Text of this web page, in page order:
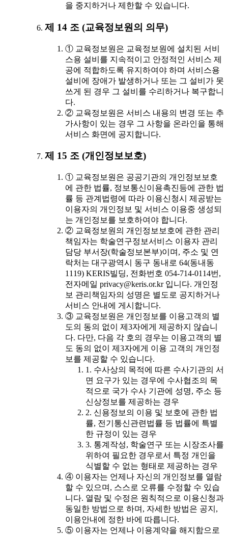
을 중지하거나 제한할 수 있습니다.
제 14 조 (교육정보원의 의무)
① 교육정보원은 교육정보원에 설치된 서비
스용 설비를 지속적이고 안정적인 서비스 제
공에 적합하도록 유지하여야 하며 서비스용
설비에 장애가 발생하거나 또는 그 설비가 못
쓰게 된 경우 그 설비를 수리하거나 복구합니
다.
② 교육정보원은 서비스 내용의 변경 또는 추
가사항이 있는 경우 그 사항을 온라인을 통해
서비스 화면에 공지합니다.
제 15 조 (개인정보보호)
① 교육정보원은 공공기관의 개인정보보호
에 관한 법률, 정보통신이용촉진등에 관한 법
률 등 관계법령에 따라 이용신청시 제공받는
이용자의 개인정보 및 서비스 이용중 생성되
는 개인정보를 보호하여야 합니다.
② 교육정보원의 개인정보보호에 관한 관리
책임자는 학술연구정보서비스 이용자 관리
담당 부서장(학술정보본부)이며, 주소 및 연
락처는 대구광역시 동구 동내로 64(동내동
1119) KERIS빌딩, 전화번호 054-714-0114번,
전자메일 privacy@keris.or.kr 입니다. 개인정
보 관리책임자의 성명은 별도로 공지하거나
서비스 안내에 게시합니다.
③ 교육정보원은 개인정보를 이용고객의 별
도의 동의 없이 제3자에게 제공하지 않습니
다. 다만, 다음 각 호의 경우는 이용고객의 별
도 동의 없이 제3자에게 이용 고객의 개인정
보를 제공할 수 있습니다.
1. 수사상의 목적에 따른 수사기관의 서
면 요구가 있는 경우에 수사협조의 목
적으로 국가 수사 기관에 성명, 주소 등
신상정보를 제공하는 경우
2. 신용정보의 이용 및 보호에 관한 법
률, 전기통신관련법률 등 법률에 특별
한 규정이 있는 경우
3. 통계작성, 학술연구 또는 시장조사를
위하여 필요한 경우로서 특정 개인을
식별할 수 없는 형태로 제공하는 경우
④ 이용자는 언제나 자신의 개인정보를 열람
할 수 있으며, 스스로 오류를 수정할 수 있습
니다. 열람 및 수정은 원칙적으로 이용신청과
동일한 방법으로 하며, 자세한 방법은 공지,
이용안내에 정한 바에 따릅니다.
⑤ 이용자는 언제나 이용계약을 해지함으로